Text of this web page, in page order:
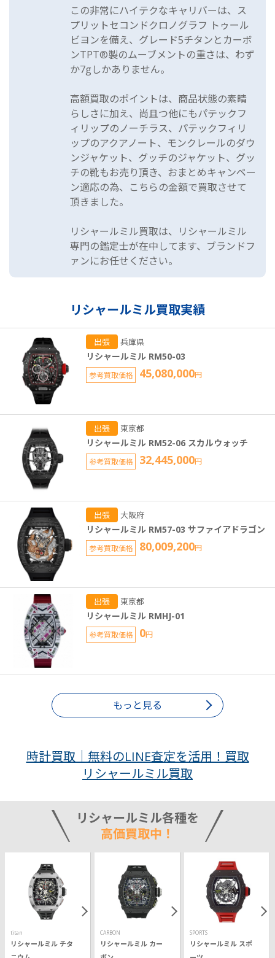
この非常にハイテクなキャリバーは、ス
プリットセコンドクロノグラフ トゥール
ビヨンを備え、グレード5チタンとカーボ
ンTPT®製のムーブメントの重さは、わず
か7gしかありません。
高額買取のポイントは、商品状態の素晴
らしさに加え、尚且つ他にもパテックフ
ィリップのノーチラス、パテックフィリ
ップのアクアノート、モンクレールのダウ
ンジャケット、グッチのジャケット、グッ
チの靴もお売り頂き、おまとめキャンペー
ン適応の為、こちらの金額で買取させて
頂きました。
リシャールミル買取は、リシャールミル
専門の鑑定士が在中してます、ブランドフ
ァンにお任せください。
リシャールミル買取実績
出張 兵庫県
リシャールミル RM50-03
参考買取価格 45,080,000円
出張 東京都
リシャールミル RM52-06 スカルウォッチ
参考買取価格 32,445,000円
出張 大阪府
リシャールミル RM57-03 サファイアドラゴン
参考買取価格 80,009,200円
出張 東京都
リシャールミル RMHJ-01
参考買取価格 0円
もっと見る
時計買取｜無料のLINE査定を活用！買取
リシャールミル買取
リシャールミル各種を
高価買取中！
titan
リシャールミル チタ
CARBON
リシャールミル カー
SPORTS
リシャールミル スポ